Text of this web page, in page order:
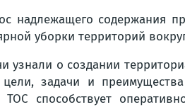
надлежащего содержания
уборки территорий
узнали о создании
цели, задачи и
ТОС способствует